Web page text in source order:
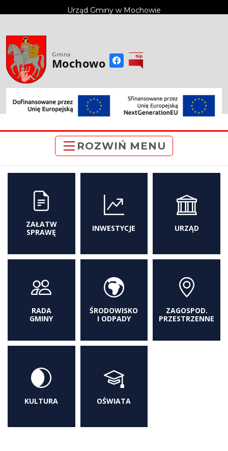
treści
Urząd Gminy w Mochowie
Gmina
Mochowo
ROZWIŃ MENU
ZAŁATW
SPRAWĘ
INWESTYCJE URZĄD
RADA
GMINY
ŚRODOWISKO
I ODPADY
ZAGOSPOD.
PRZESTRZENNE
KULTURA OŚWIATA